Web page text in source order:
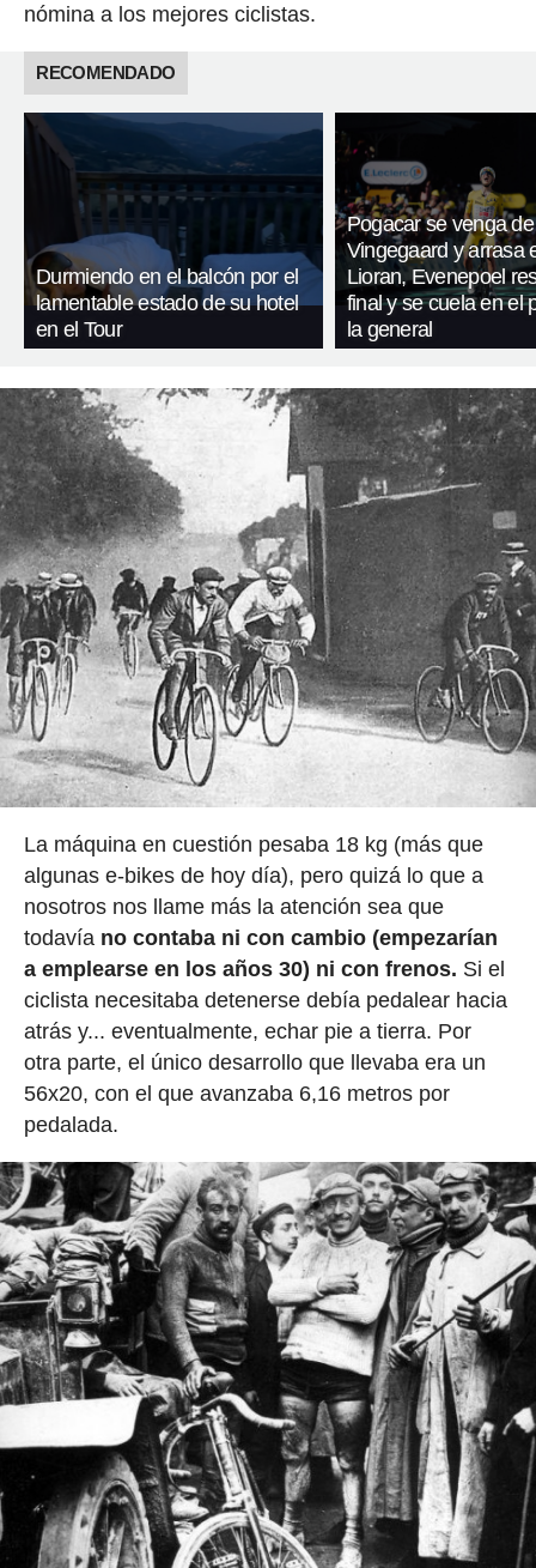
nómina a los mejores ciclistas.
RECOMENDADO
Durmiendo en el balcón por el
lamentable estado de su hotel
en el Tour
Pogacar se venga de
Vingegaard y arrasa
Lioran, Evenepoel
final y se cuela en el
la general
La máquina en cuestión pesaba 18 kg (más que
algunas e-bikes de hoy día), pero quizá lo que a
nosotros nos llame más la atención sea que
todavía no contaba ni con cambio (empezarían
a emplearse en los años 30) ni con frenos. Si el
ciclista necesitaba detenerse debía pedalear hacia
atrás y... eventualmente, echar pie a tierra. Por
otra parte, el único desarrollo que llevaba era un
56x20, con el que avanzaba 6,16 metros por
pedalada.